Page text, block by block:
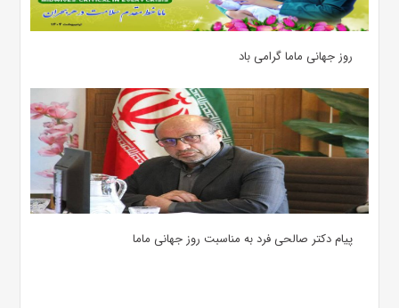
روز جهانی ماما گرامی باد
پیام دکتر صالحی فرد به مناسبت روز جهانی ماما